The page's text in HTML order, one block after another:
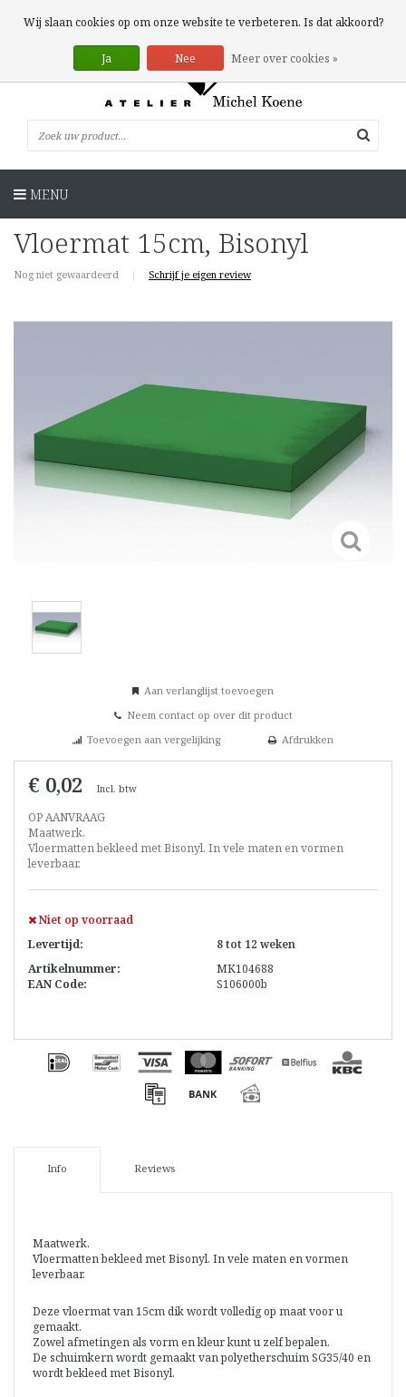
0 Artikelen
MENU
Vloermat 15cm, Bisonyl
Nog niet gewaardeerd | Schrijf je eigen review
Aan verlanglijst toevoegen
Neem contact op over dit product
Toevoegen aan vergelijking
Afdrukken
€ 0,02 Incl. btw
OP AANVRAAG
Maatwerk.
Vloermatten bekleed met Bisonyl. In vele maten en vormen
leverbaar.
Niet op voorraad
Levertijd:
8 tot 12 weken
Artikelnummer:
MK104688
EAN Code:
S106000b
Info Reviews
Maatwerk.
Vloermatten bekleed met Bisonyl. In vele maten en vormen
leverbaar.
Deze vloermat van 15cm dik wordt volledig op maat voor u
gemaakt.
Zowel afmetingen als vorm en kleur kunt u zelf bepalen.
De schuimkern wordt gemaakt van polyetherschuim SG35/40 en
wordt bekleed met Bisonyl.
Wij slaan cookies op om onze website te verbeteren. Is dat akkoord?
Ja Nee Meer over cookies »